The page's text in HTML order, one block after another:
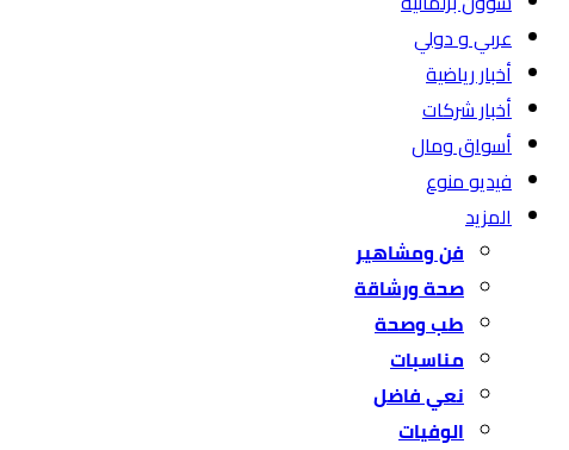
عربي و دولي
أخبار رياضية
أخبار شركات
أسواق ومال
فيديو منوع
المزيد
فن ومشاهير
صحة ورشاقة
طب وصحة
مناسبات
نعي فاضل
الوفيات